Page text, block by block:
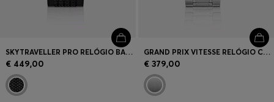
SKYTRAVELLER PRO RELÓGIO BANHADO A PRETO COM VIDRO DE SAFIRA
€ 449,00
GRAND PRIX VITESSE RELÓGIO COM MOSTRADOR AZUL E BRACELETE INTEGRADA
€ 379,00